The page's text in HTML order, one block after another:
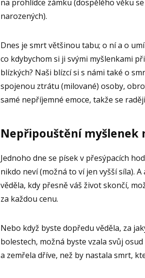
na prohlídce zámku (dospělého věku
narozených).
Dnes je smrt většinou tabu; o ní a o
co kdybychom si ji svými myšlenkami
blízkých? Naši blízcí si s námi také o
spojenou ztrátu (milované) osoby,
samé nepříjemné emoce, takže se
Nepřipouštění myšlenek
Jednoho dne se písek v přesýpacích
nikdo neví (možná to ví jen vyšší síla).
věděla, kdy přesně váš život skončí,
za každou cenu.
Nebo když byste dopředu věděla, za
bolestech, možná byste vzala svůj
a zemřela dříve, než by nastala smrt,